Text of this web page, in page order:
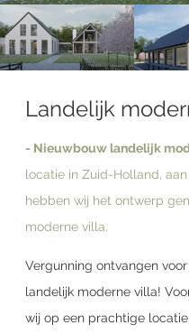
Landelijk
- Nieuwbouw landelijk
locatie in Zuid-Holland,
hebben wij het ontwerp
moderne villa.
Vergunning ontvangen
landelijk moderne villa!
wij op een prachtige